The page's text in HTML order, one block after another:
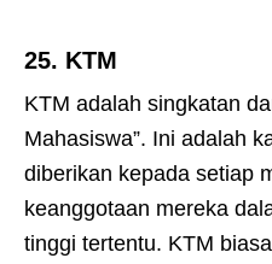
25. KTM
KTM adalah singkatan
Mahasiswa”. Ini adalah
diberikan kepada setiap
keanggotaan mereka
tinggi tertentu. KTM